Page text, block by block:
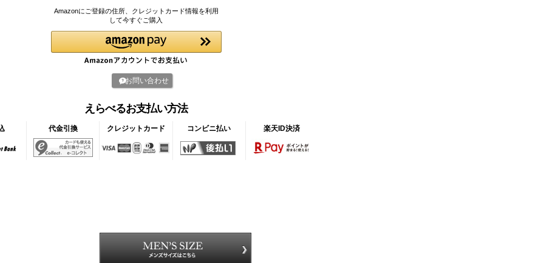
Amazonにご登録の住所、クレジットカード情報を利用
して今すぐご購入
お問い合わせ
えらべるお支払い方法
代金引換 クレジットカード コンビニ払い 楽天ID決済